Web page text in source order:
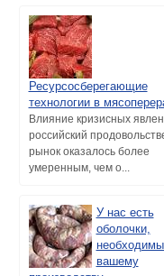
Ресурсосберегающие
технологии в
Влияние кризисных
российский
рынок оказалось более
умеренным, чем о...
У нас есть
оболочки,
вашему